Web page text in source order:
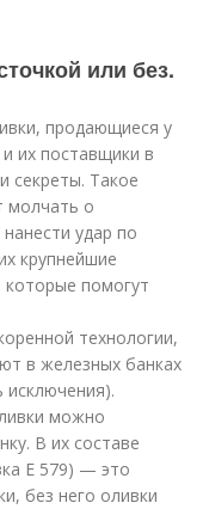
или без.
продающиеся у
их поставщики в
секреты. Такое
молчать о
удар по
крупнейшие
помогут
технологии,
в железных банках
исключения).
можно
В их составе
Е 579) — это
без него оливки